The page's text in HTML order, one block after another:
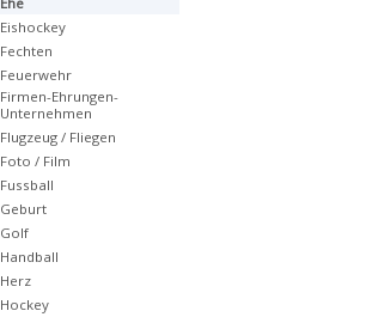
Eishockey
Fechten
Feuerwehr
Firmen-Ehrungen-
Unternehmen
Flugzeug / Fliegen
Foto / Film
Fussball
Geburt
Golf
Handball
Herz
Hockey